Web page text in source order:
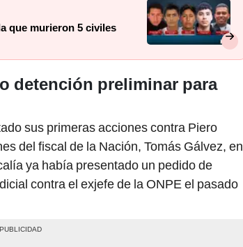
que murieron 5 civiles
detención preliminar para
sus primeras acciones contra Piero
del fiscal de la Nación, Tomás Gálvez, en
ya había presentado un pedido de
contra el exjefe de la ONPE el pasado